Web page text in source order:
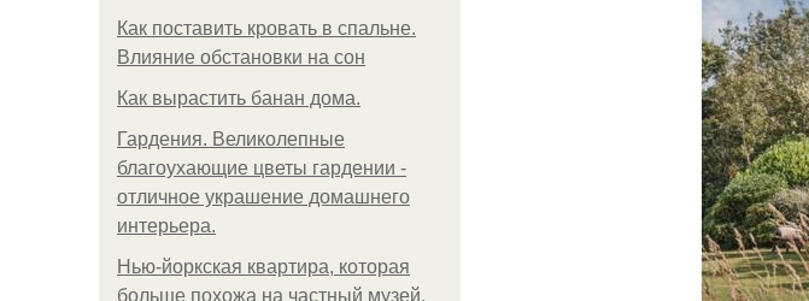
Как поставить кровать в спальне.
Влияние обстановки на сон
Как вырастить банан дома.
Гардения. Великолепные
благоухающие цветы гардении -
отличное украшение домашнего
интерьера.
Нью-йоркская квартира, которая
больше похожа на частный музей.